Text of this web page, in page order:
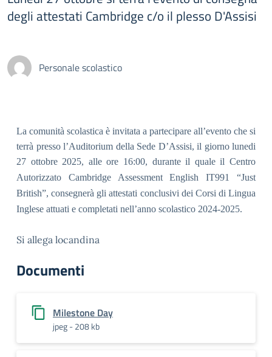
degli attestati Cambridge c/o il plesso D'Assisi
Personale scolastico
La comunità scolastica è invitata a partecipare all’evento che si
terrà presso l’Auditorium della Sede D’Assisi, il giorno lunedi
27 ottobre 2025, alle ore 16:00, durante il qualeil Centro
Autorizzato Cambridge Assessment English IT991 “Just
British”, consegnerà gli attestati conclusivi dei Corsi di Lingua
Inglese attuati e completati nell’anno scolastico 2024-2025.
Si allega locandina
Documenti
Milestone Day
jpeg - 208 kb